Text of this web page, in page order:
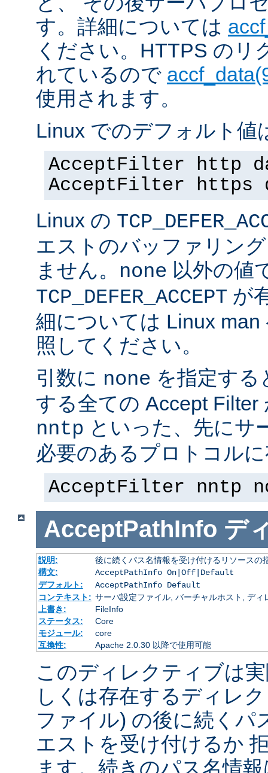
す。詳細については
ください。HTTPS のリ
れているので
使用されます。
Linux でのデフォルト値
AcceptFilter http
AcceptFilter https
Linux の
エストのバッファリン
ません。 none 以外の値
TCP_DEFER_ACCEPT が
細については Linux
照してください。
引数に none を指定す
する全ての Accept Filter
nntp といった、先にサ
必要のあるプロトコル
AcceptFilter nntp
AcceptPathInfo デ
説明:
後に続くパス名情報を受け付けるリソースの
構文:
AcceptPathInfo On|Off|Default
デフォルト:
AcceptPathInfo Default
コンテキスト: サーバ設定ファイル, バーチャルホスト, ディ
上書き:
FileInfo
ステータス:
Core
モジュール:
core
互換性:
Apache 2.0.30 以降で使用可能
このディレクティブは
しくは存在するディレ
ファイル) の後に続くパ
エストを受け付けるか
ます。続きのパス名情